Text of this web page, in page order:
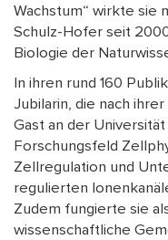
Wachstum“ wirkte sie
Schulz-Hofer seit
Biologie der
In ihren rund 160
Jubilarin, die nach
Gast an der
Forschungsfeld
Zellregulation und
regulierten
Zudem fungierte sie
wissenschaftliche